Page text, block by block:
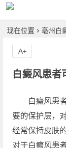
现在位置 亳州白
白癜风患者
A+
白癜风患者
要的保护层，
经常保持皮肤
对于白癜风患